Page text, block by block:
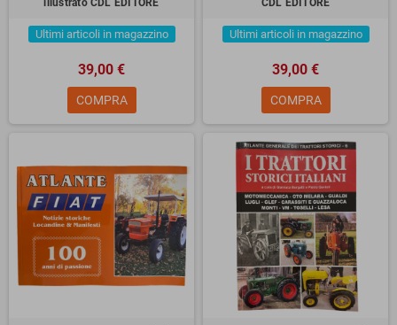
illustrato CDL EDITORE
Ultimi articoli in magazzino
39,00 €
COMPRA
CDL EDITORE
Ultimi articoli in magazzino
39,00 €
COMPRA